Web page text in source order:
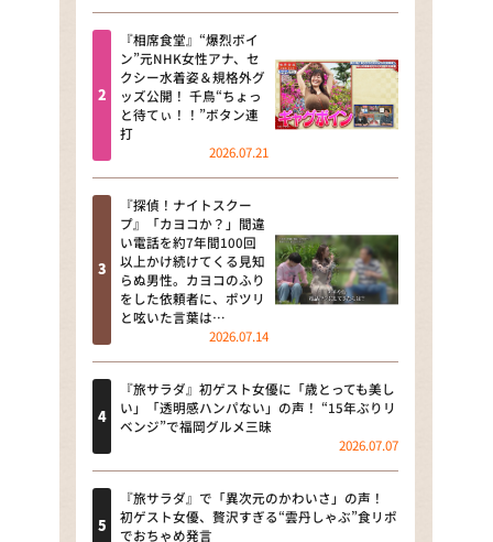
news おかえり
河合＆A.B.C-Z塚田×福井アナ
「なんでやねん！？」（news お
かえり）
DAIGOも台所 ～きょうの献立 何
にする？～
本日はダイアンなり！シーズン２
朝だ！生です旅サラダ
教えて！ニュースライブ 正義の
ミカタ
ＬＩＦＥ～夢のカタチ～
新婚さんいらっしゃい！
ザキ山小屋本館
『相席食堂』“爆烈ボイ
ン”元NHK女性アナ、セ
クシー水着姿＆規格外グ
ッズ公開！ 千鳥“ちょっ
と待てぃ！！”ボタン連
打
2026.07.21
『探偵！ナイトスクー
プ』「カヨコか？」間違
い電話を約7年間100回
以上かけ続けてくる見知
らぬ男性。カヨコのふり
をした依頼者に、ポツリ
と呟いた言葉は…
2026.07.14
『旅サラダ』初ゲスト女優に「歳とっても美し
い」「透明感ハンパない」の声！ “15年ぶりリ
ベンジ”で福岡グルメ三昧
2026.07.07
『旅サラダ』で「異次元のかわいさ」の声！
初ゲスト女優、贅沢すぎる“雲丹しゃぶ”食リポ
でおちゃめ発言